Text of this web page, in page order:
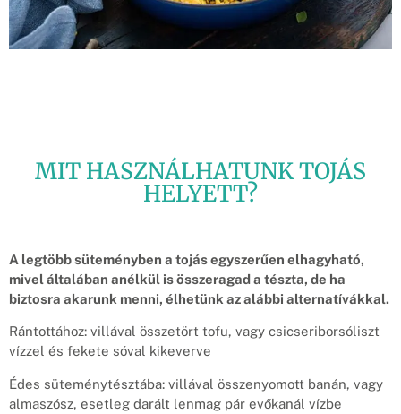
MIT HASZNÁLHATUNK TOJÁS
HELYETT?
A legtöbb süteményben a tojás egyszerűen elhagyható,
mivel általában anélkül is összeragad a tészta, de ha
biztosra akarunk menni, élhetünk az alábbi alternatívákkal.
Rántottához: villával összetört tofu, vagy csicseriborsóliszt
vízzel és fekete sóval kikeverve
Édes süteménytésztába: villával összenyomott banán, vagy
almaszósz, esetleg darált lenmag pár evőkanál vízbe